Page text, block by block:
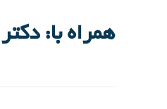
همراه با: